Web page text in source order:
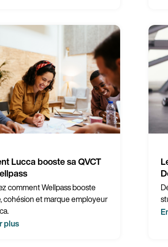
Lucca booste sa QVCT
comment Wellpass booste
cohésion et marque employeur
plus